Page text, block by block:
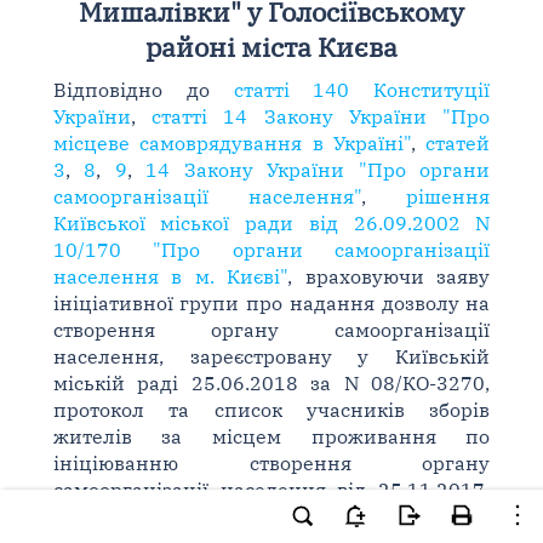
Мишалівки" у Голосіївському
районі міста Києва
Відповідно до статті 140 Конституції
України, статті 14 Закону України "Про
місцеве самоврядування в Україні",статей
3, 8, 9, 14 Закону України "Про органи
самоорганізації населення",рішення
Київської міської ради від 26.09.2002 N
10/170 "Про органи самоорганізації
населення в м. Києві", враховуючи заяву
ініціативної групи про надання дозволу на
створення органу самоорганізації
населення, зареєстровану у Київській
міській раді 25.06.2018 за N 08/КО-3270,
протокол та список учасників зборів
жителів за місцем проживання по
ініціюванню створення органу
самоорганізації населення від 25.11.2017,
вирішила: